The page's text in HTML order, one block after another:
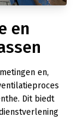
en
en,
Dit biedt